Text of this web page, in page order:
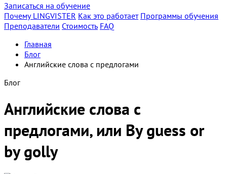
Записаться на обучение
Почему LINGVISTER Как это работает Программы обучения
Преподаватели Стоимость FAQ
Главная
Блог
Английские слова с предлогами
Блог
Английские слова с
предлогами, или By guess or
by golly